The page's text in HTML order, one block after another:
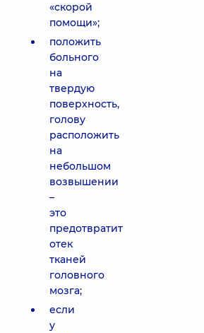
«скорой
помощи»;
положить
больного
на
твердую
поверхность,
голову
расположить
на
небольшом
возвышении
–
это
предотвратит
отек
тканей
головного
мозга;
если
у